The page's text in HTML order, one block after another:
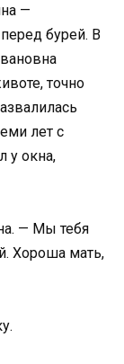
—
бурей. В
точно
лет с
у окна,
— Мы тебя
Хороша мать,